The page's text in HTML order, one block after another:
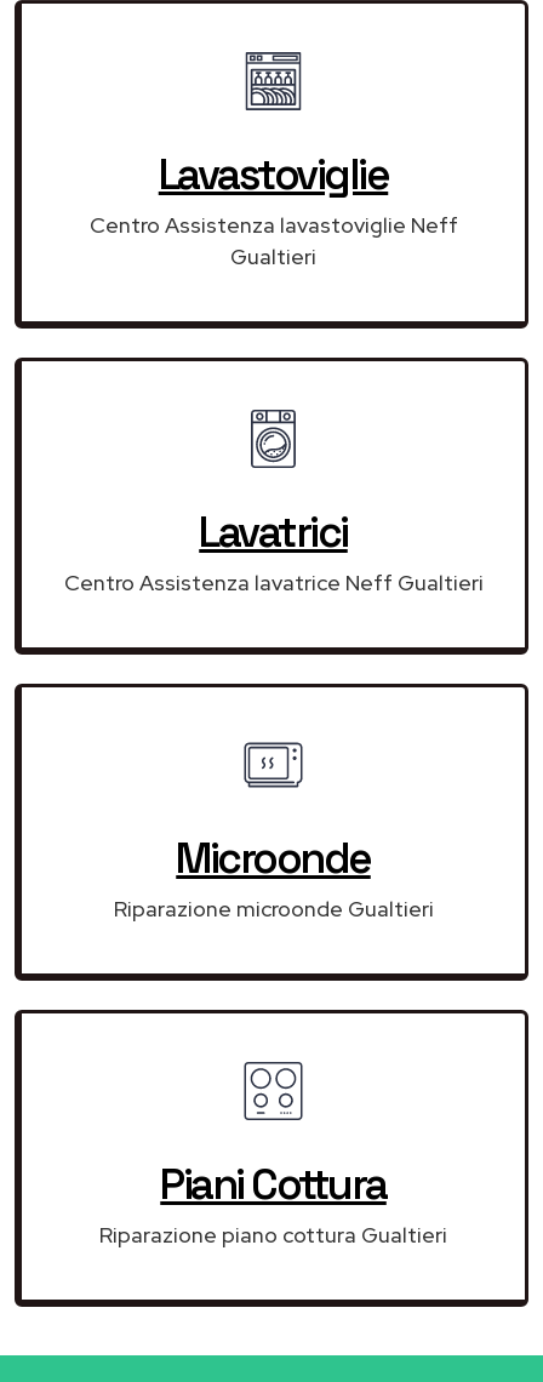
Lavastoviglie
Centro Assistenza lavastoviglie Neff
Gualtieri
Lavatrici
Centro Assistenza lavatrice Neff Gualtieri
Microonde
Riparazione microonde Gualtieri
Piani Cottura
Riparazione piano cottura Gualtieri